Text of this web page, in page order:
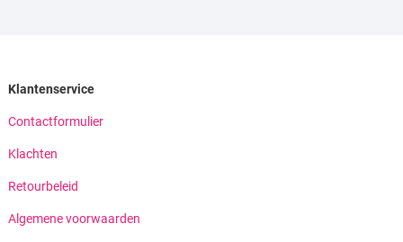
Klantenservice
Contactformulier
Klachten
Retourbeleid
Algemene voorwaarden